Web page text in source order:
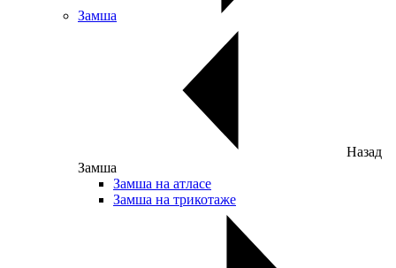
Замша
Назад
Замша
Замша на атласе
Замша на трикотаже